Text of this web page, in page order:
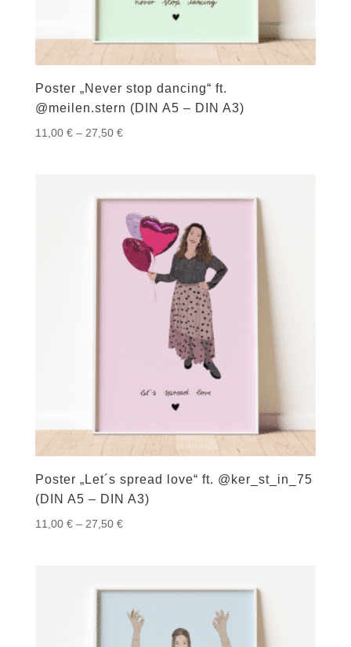
Poster „Never stop dancing“ ft.
@meilen.stern (DIN A5 – DIN A3)
11,00 € – 27,50 €Preisspanne:
Poster „Let´s spread love“ ft. @ker_st_in_75
(DIN A5 – DIN A3)
11,00 € – 27,50 €Preisspanne: